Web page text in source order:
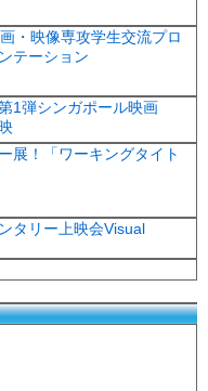
・映像専攻学生交流プロ
テーション
1弾シンガポール映画
展！「ワーキングタイト
タリー上映会Visual